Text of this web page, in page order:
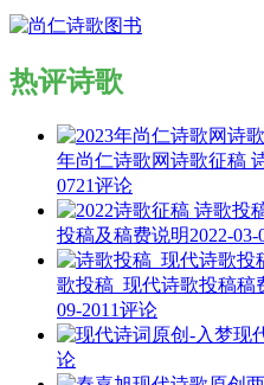
热评诗歌
年尚仁诗歌网诗歌征稿
0721评论
投稿及稿费说明2022-03-
歌投稿_现代诗歌投稿稿
09-2011评论
现
论